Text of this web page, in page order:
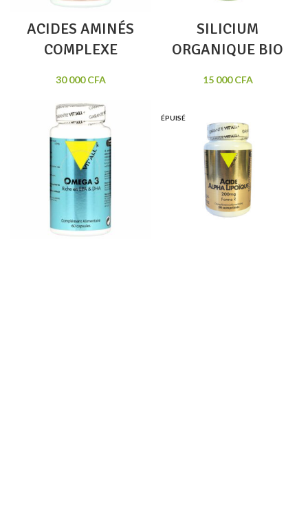
ACIDES AMINÉS
COMPLEXE
30 000CFA
SILICIUM
ORGANIQUE BIO
15 000CFA
ÉPUISÉ